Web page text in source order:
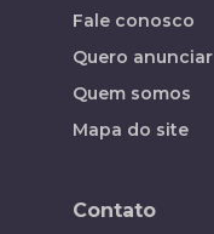
Fale conosco
Quero anunciar
Quem somos
Mapa do site
Contato